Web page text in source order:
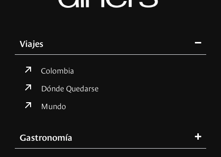
Viajes
Colombia
Dónde Quedarse
Mundo
Gastronomía